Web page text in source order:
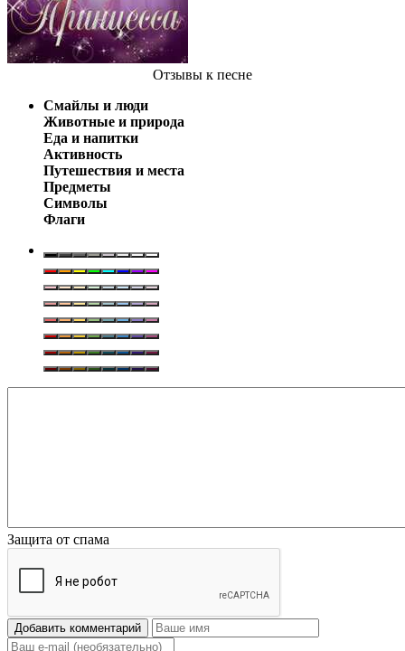
Отзывы к песне
Смайлы и люди
Животные и природа
Еда и напитки
Активность
Путешествия и места
Предметы
Символы
Флаги
Защита от спама
Добавить комментарий